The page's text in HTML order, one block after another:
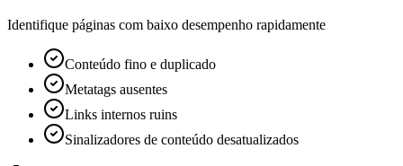
Identifique páginas com baixo desempenho rapidamente
Conteúdo fino e duplicado
Metatags ausentes
Links internos ruins
Sinalizadores de conteúdo desatualizados